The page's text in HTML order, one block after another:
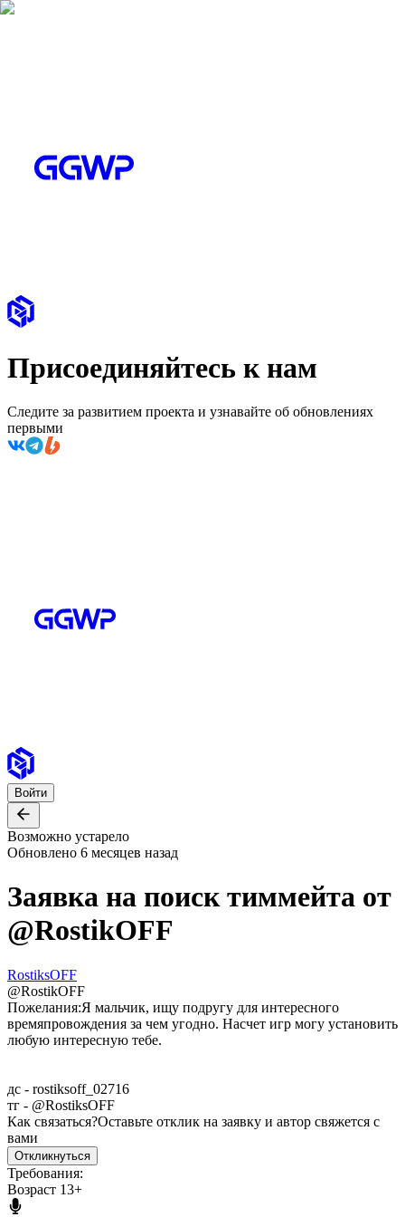
Присоединяйтесь к нам
Следите за развитием проекта и узнавайте об обновлениях
первыми
Войти
Возможно устарело
Обновлено 6 месяцев назад
Заявка на поиск тиммейта от
@RostikOFF
RostiksOFF
@RostikOFF
Пожелания:Я мальчик, ищу подругу для интересного
времяпровождения за чем угодно. Насчет игр могу установить
любую интересную тебе.
дс - rostiksoff_02716
тг - @RostiksOFF
Как связаться?Оставьте отклик на заявку и автор свяжется с
вами
Откликнуться
Требования:
Возраст 13+